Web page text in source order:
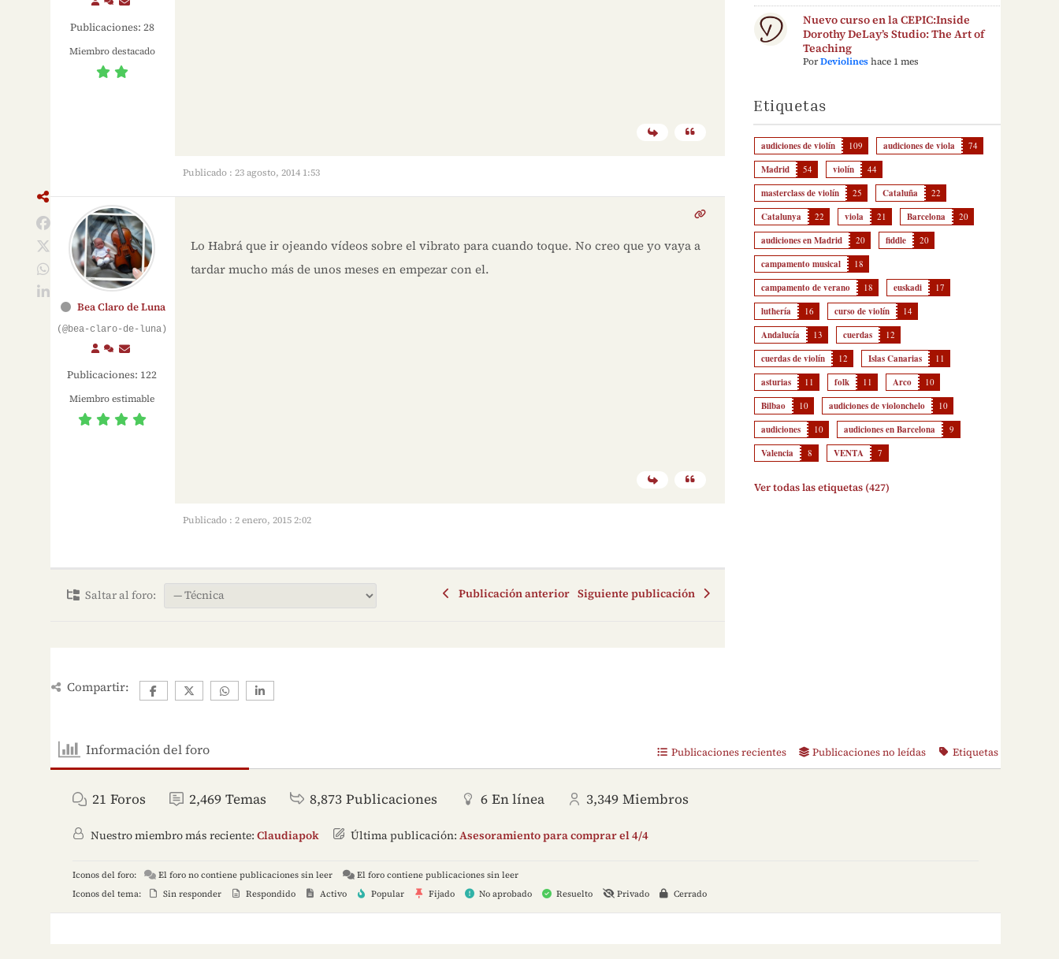
Publicaciones: 28
Miembro destacado
Publicado : 23 agosto, 2014 1:53
Bea Claro de Luna
(@bea-claro-de-luna)
Publicaciones: 122
Miembro estimable
Lo Habrá que ir ojeando vídeos sobre el vibrato para cuando toque. No creo que yo vaya a
tardar mucho más de unos meses en empezar con el.
Publicado : 2 enero, 2015 2:02
Saltar al foro: Publicación anterior Siguiente publicación
Nuevo curso en la CEPIC:Inside
Dorothy DeLay’s Studio: The Art of
Teaching
PorDeviolines hace 1 mes
Etiquetas
audiciones de violín 109 audiciones de viola 74
Madrid 54 violín 44
masterclass de violín 25 Cataluña 22
Catalunya 22 viola 21 Barcelona 20
audiciones en Madrid 20 fiddle 20
campamento musical 18
campamento de verano 18 euskadi 17
luthería 16 curso de violín 14
Andalucía 13 cuerdas 12
cuerdas de violín 12 Islas Canarias 11
asturias 11 folk 11 Arco 10
Bilbao 10 audiciones de violonchelo 10
audiciones 10 audiciones en Barcelona 9
Valencia 8 VENTA 7
Ver todas las etiquetas (427)
Compartir:
Información del foro Publicaciones recientes Publicaciones no leídas Etiquetas
21 Foros 2,469 Temas 8,873 Publicaciones 6 En línea 3,349 Miembros
Nuestro miembro más reciente:Claudiapok Última publicación:Asesoramiento para comprar el 4/4
Iconos del foro: El foro no contiene publicaciones sin leer
El foro contiene publicaciones sin leer
Iconos del tema:
Sin responder Respondido Activo Popular Fijado No aprobado Resuelto Privado Cerrado